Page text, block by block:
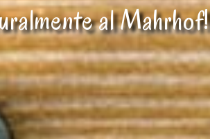
al Mahrhof!